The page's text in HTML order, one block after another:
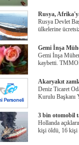
Rusya,
Rusya Devlet
ülkelerine
Gemi İnşa
Gemi İnşa
kaybetti.
Akaryakıt
Deniz Ticaret
Kurulu
3 bin otomobil
Hollanda
kişi öldü, 16 kişi